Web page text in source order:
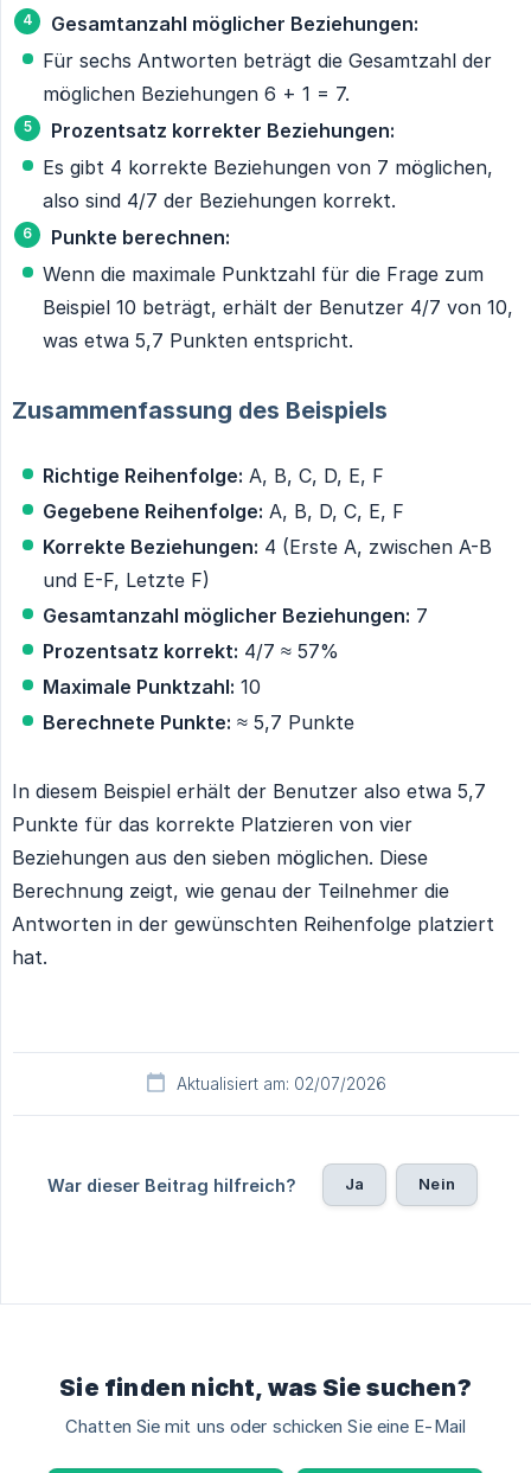
Gesamtanzahl möglicher Beziehungen:
Für sechs Antworten beträgt die Gesamtzahl der
möglichen Beziehungen 6 + 1 = 7.
Prozentsatz korrekter Beziehungen:
Es gibt 4 korrekte Beziehungen von 7 möglichen,
also sind 4/7 der Beziehungen korrekt.
Punkte berechnen:
Wenn die maximale Punktzahl für die Frage zum
Beispiel 10 beträgt, erhält der Benutzer 4/7 von 10,
was etwa 5,7 Punkten entspricht.
Zusammenfassung des Beispiels
Richtige Reihenfolge: A, B, C, D, E, F
Gegebene Reihenfolge: A, B, D, C, E, F
Korrekte Beziehungen: 4 (Erste A, zwischen A-B
und E-F, Letzte F)
Gesamtanzahl möglicher Beziehungen: 7
Prozentsatz korrekt: 4/7 ≈ 57%
Maximale Punktzahl: 10
Berechnete Punkte: ≈ 5,7 Punkte
In diesem Beispiel erhält der Benutzer also etwa 5,7
Punkte für das korrekte Platzieren von vier
Beziehungen aus den sieben möglichen. Diese
Berechnung zeigt, wie genau der Teilnehmer die
Antworten in der gewünschten Reihenfolge platziert
hat.
Aktualisiert am: 02/07/2026
War dieser Beitrag hilfreich? Ja Nein
Sie finden nicht, was Sie suchen?
Chatten Sie mit uns oder schicken Sie eine E-Mail